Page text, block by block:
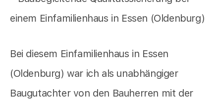
Bei diesem Einfamilienhaus in Essen
(Oldenburg) war ich als unabhängiger
Baugutachter von den Bauherren mit der